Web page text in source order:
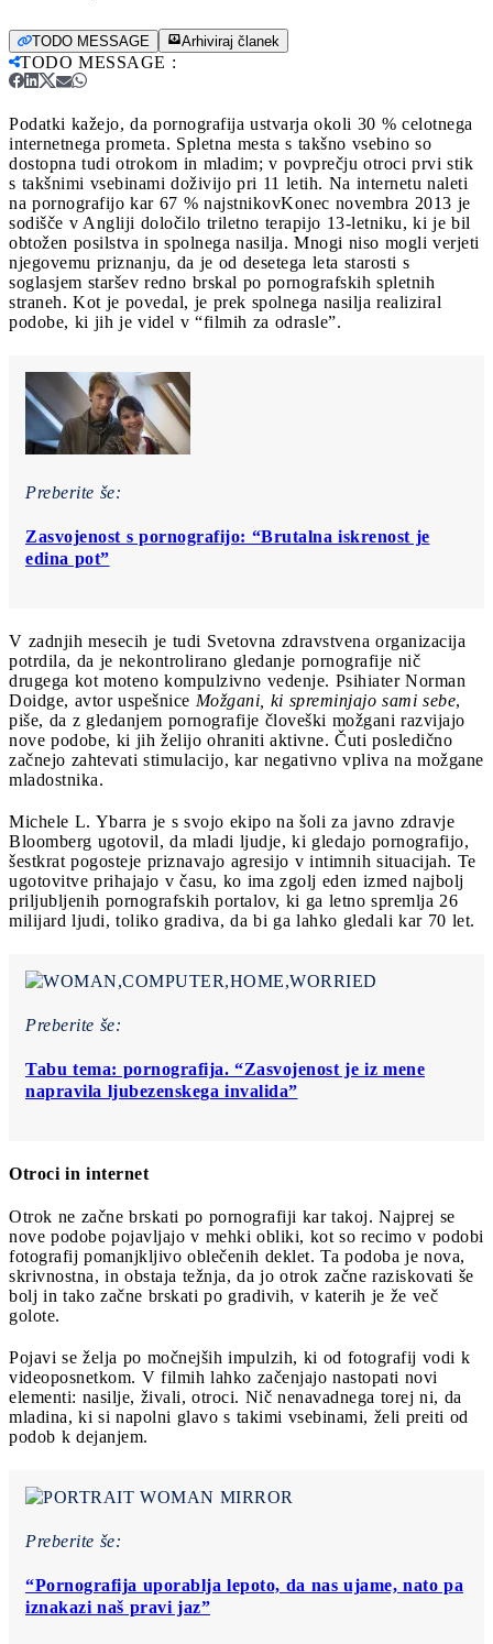
TODO MESSAGE Arhiviraj članek
TODO MESSAGE :
Podatki kažejo, da pornografija ustvarja okoli 30 % celotnega
internetnega prometa. Spletna mesta s takšno vsebino so
dostopna tudi otrokom in mladim; v povprečju otroci prvi stik
s takšnimi vsebinami doživijo pri 11 letih. Na internetu naleti
na pornografijo kar 67 % najstnikovKonec novembra 2013 je
sodišče v Angliji določilo triletno terapijo 13-letniku, ki je bil
obtožen posilstva in spolnega nasilja. Mnogi niso mogli verjeti
njegovemu priznanju, da je od desetega leta starosti s
soglasjem staršev redno brskal po pornografskih spletnih
straneh. Kot je povedal, je prek spolnega nasilja realiziral
podobe, ki jih je videl v “filmih za odrasle”.
Preberite še:
Zasvojenost s pornografijo: “Brutalna iskrenost je
edina pot”
V zadnjih mesecih je tudi Svetovna zdravstvena organizacija
potrdila, da je nekontrolirano gledanje pornografije nič
drugega kot moteno kompulzivno vedenje. Psihiater Norman
Doidge, avtor uspešnice Možgani, ki spreminjajo sami sebe,
piše, da z gledanjem pornografije človeški možgani razvijajo
nove podobe, ki jih želijo ohraniti aktivne. Čuti posledično
začnejo zahtevati stimulacijo, kar negativno vpliva na možgane
mladostnika.
Michele L. Ybarra je s svojo ekipo na šoli za javno zdravje
Bloomberg ugotovil, da mladi ljudje, ki gledajo pornografijo,
šestkrat pogosteje priznavajo agresijo v intimnih situacijah. Te
ugotovitve prihajajo v času, ko ima zgolj eden izmed najbolj
priljubljenih pornografskih portalov, ki ga letno spremlja 26
milijard ljudi, toliko gradiva, da bi ga lahko gledali kar 70 let.
Preberite še:
Tabu tema: pornografija. “Zasvojenost je iz mene
napravila ljubezenskega invalida”
Otroci in internet
Otrok ne začne brskati po pornografiji kar takoj. Najprej se
nove podobe pojavljajo v mehki obliki, kot so recimo v podobi
fotografij pomanjkljivo oblečenih deklet. Ta podoba je nova,
skrivnostna, in obstaja težnja, da jo otrok začne raziskovati še
bolj in tako začne brskati po gradivih, v katerih je že več
golote.
Pojavi se želja po močnejših impulzih, ki od fotografij vodi k
videoposnetkom. V filmih lahko začenjajo nastopati novi
elementi: nasilje, živali, otroci. Nič nenavadnega torej ni, da
mladina, ki si napolni glavo s takimi vsebinami, želi preiti od
podob k dejanjem.
Preberite še:
“Pornografija uporablja lepoto, da nas ujame, nato pa
iznakazi naš pravi jaz”